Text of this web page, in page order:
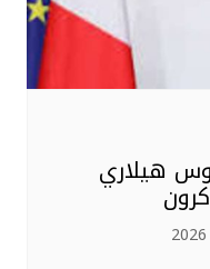
2027…كابوس هيلاري